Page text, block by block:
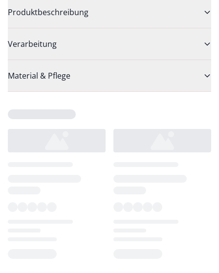
Produktbeschreibung
Verarbeitung
Material & Pflege